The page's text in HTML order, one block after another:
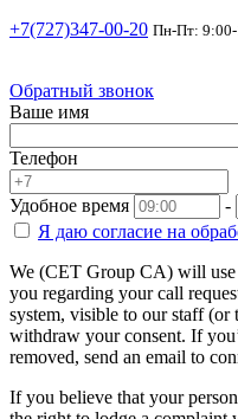
+7(727)347-00-20 Пн-Пт:
Обратный звонок
Ваше имя
Телефон
Удобное время
-
Я даю согласие на
We (CET Group CA) will use
you regarding your call
system, visible to our staff
withdraw your consent. If
removed, send an email to
If you believe that your